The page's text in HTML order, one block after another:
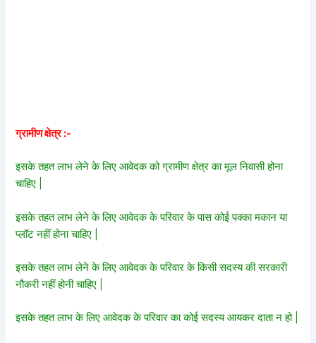
ग्रामीण क्षेत्र :-
इसके तहत लाभ लेने के लिए आवेदक को ग्रामीण क्षेत्र का मूल निवासी होना
चाहिए |
इसके तहत लाभ लेने के लिए आवेदक के परिवार के पास कोई पक्का मकान या
प्लॉट नहीं होना चाहिए |
इसके तहत लाभ लेने के लिए आवेदक के परिवार के किसी सदस्य की सरकारी
नौकरी नहीं होनी चाहिए |
इसके तहत लाभ के लिए आवेदक के परिवार का कोई सदस्य आयकर दाता न हो |